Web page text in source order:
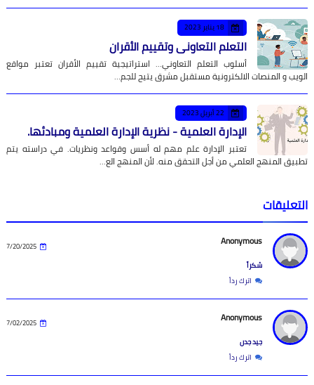
18 يناير 2023
التعلم التعاوني وتقييم الأقران
أسلوب التعلم التعاوني... استراتيجية تقييم الأقران تعتبر مواقع
الويب و المنصات الالكترونية مستقبل مشرق يتيح للجم…
22 أبريل 2023
الإدارة العلمية - نظرية الإدارة العلمية ومبادئها.
تعتبر الإدارة علم مهم له أسس وقواعد ونظريات. في دراسته يتم
تطبيق المنهج العلمي من أجل التحقق منه. لأن المنهج الع…
التعليقات
Anonymous
7/20/2025
شكراً
اترك رداً
Anonymous
7/02/2025
جيد جدن
اترك رداً